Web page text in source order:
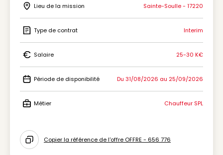
Icon Lieu de la mission
Lieu de la mission Sainte-Soulle - 17220
Icon Type de contrat
Type de contrat Interim
Icon Salaire
Salaire 25-30 K€
Icon Période de disponibilité
Période de disponibilité Du 31/08/2026 au 25/09/2026
Métier Chauffeur SPL
Icon copy to clipboard
Copier la référence de l'offre OFFRE - 656 776